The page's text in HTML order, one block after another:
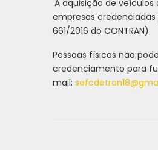
A aquisição de
empresas credenciadas
661/2016 do CONTRAN).
Pessoas físicas não
credenciamento para
mail: